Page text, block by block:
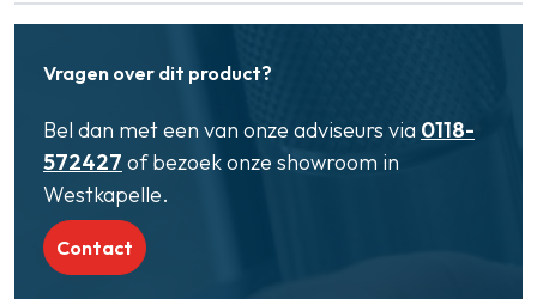
Vragen over dit product?
Bel dan met een van onze adviseurs via 0118-
572427 of bezoek onze showroom in
Westkapelle.
Contact